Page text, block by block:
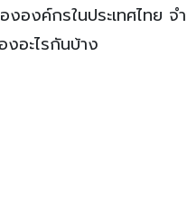
องค์กรในประเทศไทย จ
อะไรกันบ้าง